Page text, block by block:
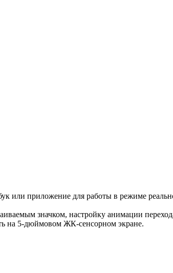
или приложение для работы в режиме
значком, настройку анимации
на 5-дюймовом ЖК-сенсорном экране.